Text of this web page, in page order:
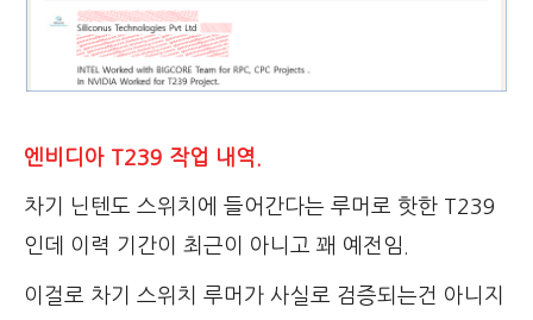
엔비디아 T239 작업 내역.
차기 닌텐도 스위치에 들어간다는 루머로 핫한 T239
인데 이력 기간이 최근이 아니고 꽤 예전임.
이걸로 차기 스위치 루머가 사실로 검증되는건 아니지